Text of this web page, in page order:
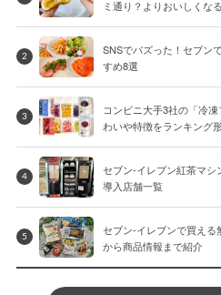
ミ通り？よりおいしくな
2
SNSでバズった！セブン
すめ8選
3
コンビニ大手3社の「冷
わいや特徴をランキング
4
セブン-イレブン紅茶マシ
導入店舗一覧
5
セブン-イレブンで買え
から商品情報まで紹介